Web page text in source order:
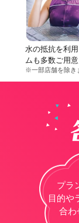
水の抵抗を利
ムも多数ご用意
※一部店舗を除き
プラ
目的や
合わ